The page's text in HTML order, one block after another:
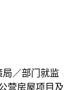
／部门就监
营房屋项目及